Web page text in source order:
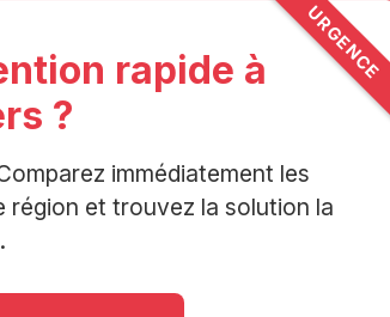
URGENCE
rapide à
?
immédiatement les
et trouvez la solution la